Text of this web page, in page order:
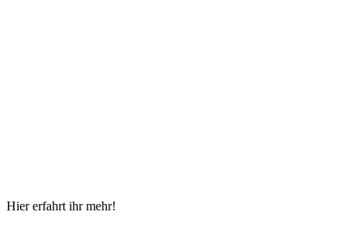
Hier erfahrt ihr mehr!